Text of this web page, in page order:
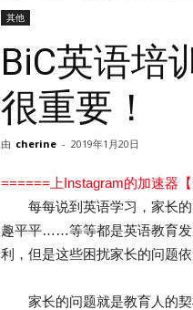
其他
BiC英语培
很重要！
由 cherine - 2019年1月20日
======上Instagram的加速器
每每说到英语学习，家长的
趣平平……等等都是英语教育发
利，但是这些困扰家长的问题依
家长的问题就是教育人的契